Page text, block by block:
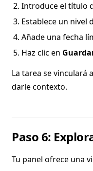
Introduce el título
Establece un nivel
Añade una fecha
Haz clic en
La tarea se vinculará
darle contexto.
Paso 6:
Tu panel ofrece una